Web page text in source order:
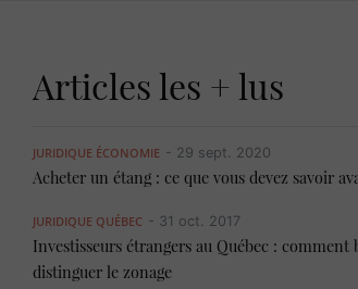
Articles les + lus
JURIDIQUE ÉCONOMIE - 29 sept. 2020
Acheter un étang : ce que vous devez savoir
JURIDIQUE QUÉBEC - 31 oct. 2017
Investisseurs étrangers au Québec : comment
distinguer le zonage